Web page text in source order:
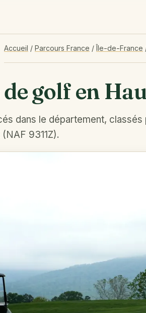
Accueil / Parcours France /Île-de-France
golf en
dans le département, classés
9311Z).